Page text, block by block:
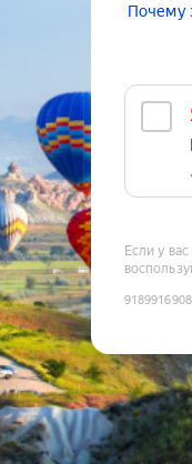
Почему
Если у